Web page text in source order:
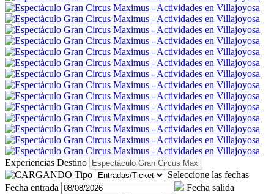
Experiencias Destino
Tipo
Seleccione las fechas
Fecha entrada
Fecha salida